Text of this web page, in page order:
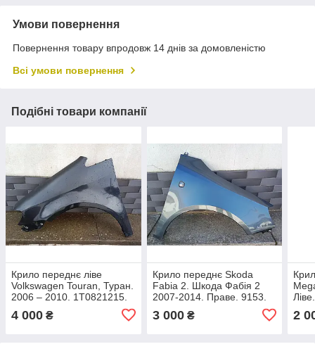
Умови повернення
Повернення товару впродовж 14 днів за домовленістю
Всі умови повернення
Подібні товари компанії
Крило переднє ліве
Volkswagen Touran, Туран.
2006 – 2010. 1T0821215.
4 000 ₴
Крило переднє Skoda
Fabia 2. Шкода Фабія 2
2007-2014. Праве. 9153.
3 000₴ 2